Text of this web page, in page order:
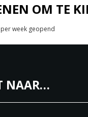
OM TE
week geopend
NAAR…